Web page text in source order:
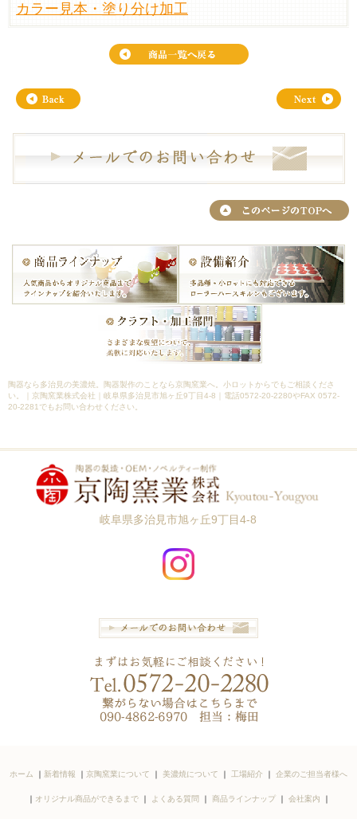
カラー見本・塗り分け加工
陶器なら多治見の美濃焼。陶器製作のことなら京陶窯業へ。小ロットからでもご相談くださ
い。｜京陶窯業株式会社｜岐阜県多治見市旭ヶ丘9丁目4-8｜電話0572-20-2280やFAX 0572-
20-2281でもお問い合わせください。
岐阜県多治見市旭ヶ丘9丁目4-8
ホーム 新着情報 京陶窯業について 美濃焼について 工場紹介 企業のご担当者様へ
オリジナル商品ができるまで｜ よくある質問 商品ラインナップ｜ 会社案内